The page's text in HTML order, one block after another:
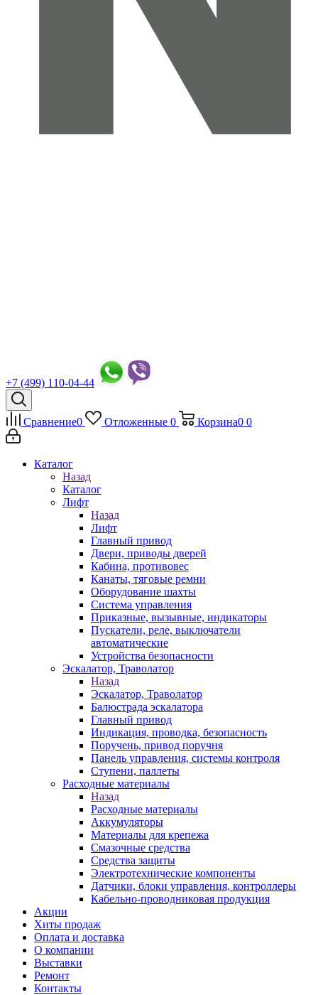
+7 (499) 110-04-44
Сравнение0 Отложенные 0 Корзина0 0
Каталог
Назад
Каталог
Лифт
Назад
Лифт
Главный привод
Двери, приводы дверей
Кабина, противовес
Канаты, тяговые ремни
Оборудование шахты
Система управления
Приказные, вызывные, индикаторы
Пускатели, реле, выключатели
автоматические
Устройства безопасности
Эскалатор, Траволатор
Назад
Эскалатор, Траволатор
Балюстрада эскалатора
Главный привод
Индикация, проводка, безопасность
Поручень, привод поручня
Панель управления, системы контроля
Ступени, паллеты
Расходные материалы
Назад
Расходные материалы
Аккумуляторы
Материалы для крепежа
Смазочные средства
Средства защиты
Электротехнические компоненты
Датчики, блоки управления, контроллеры
Кабельно-проводниковая продукция
Акции
Хиты продаж
Оплата и доставка
О компании
Выставки
Ремонт
Контакты